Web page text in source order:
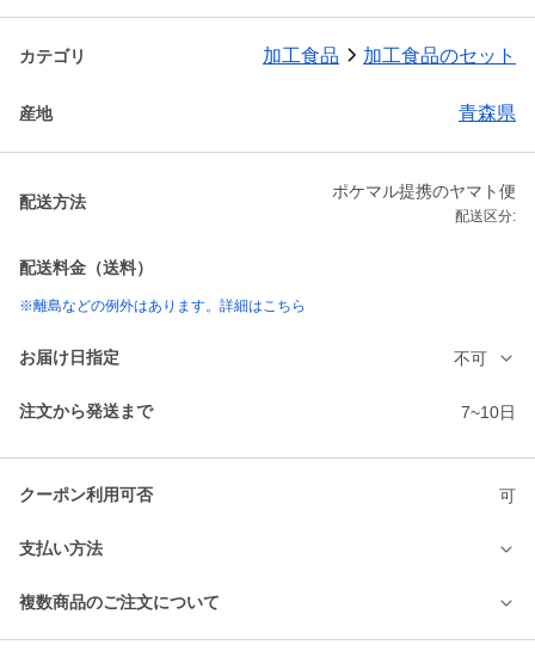
カテゴリ 加工食品 加工食品のセット
産地 青森県
配送方法
ポケマル提携のヤマト便
配送区分:
配送料金（送料）
※離島などの例外はあります。詳細はこちら
お届け日指定 不可
注文から発送まで 7~10日
クーポン利用可否 可
支払い方法
複数商品のご注文について